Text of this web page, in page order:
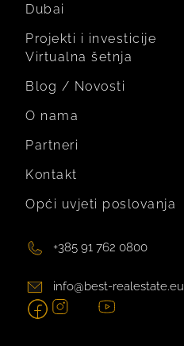
Dubai
Projekti i investicije
Virtualna šetnja
Blog / Novosti
O nama
Partneri
Kontakt
Opći uvjeti poslovanja
+385 91 762 0800
info@best-realestate.eu